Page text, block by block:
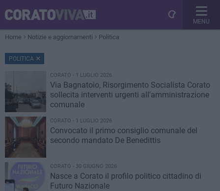
MENU
Home Notizie e aggiornamenti Politica
POLITICA
CORATO - 1 LUGLIO 2026
Via Bagnatoio, Risorgimento Socialista Corato
sollecita interventi urgenti all'amministrazione
comunale
CORATO - 1 LUGLIO 2026
Convocato il primo consiglio comunale del
secondo mandato De Benedittis
CORATO - 30 GIUGNO 2026
Nasce a Corato il profilo politico cittadino di
Futuro Nazionale